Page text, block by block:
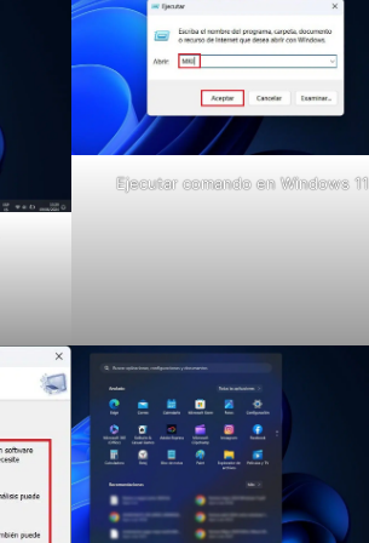
Ejecutar comando en Windows 11